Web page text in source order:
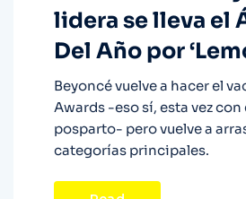
lidera se lleva el
Del Año por
Beyoncé vuelve a hacer el
Awards -eso sí, esta vez con
posparto- pero vuelve a
categorías principales.